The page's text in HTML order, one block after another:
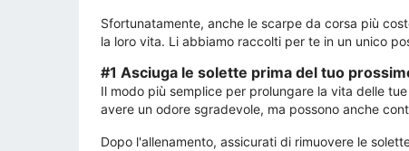
Sfortunatamente, anche le scarpe da corsa più
la loro vita. Li abbiamo raccolti per te in un unico
#1 Asciuga le solette prima del tuo
Il modo più semplice per prolungare la vita delle
avere un odore sgradevole, ma possono anche
Dopo l'allenamento, assicurati di rimuovere le